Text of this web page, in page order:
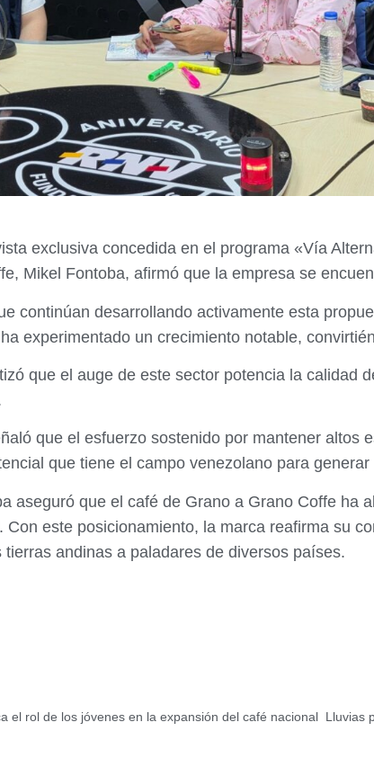
exclusiva concedida en el programa «Vía
Mikel Fontoba, afirmó que la empresa se
continúan desarrollando activamente esta
experimentado un crecimiento notable,
que el auge de este sector potencia la calidad
que el esfuerzo sostenido por mantener altos
que tiene el campo venezolano para
aseguró que el café de Grano a Grano Coffe ha
Con este posicionamiento, la marca reafirma su
tierras andinas a paladares de diversos países.
el rol de los jóvenes en la expansión del café nacional